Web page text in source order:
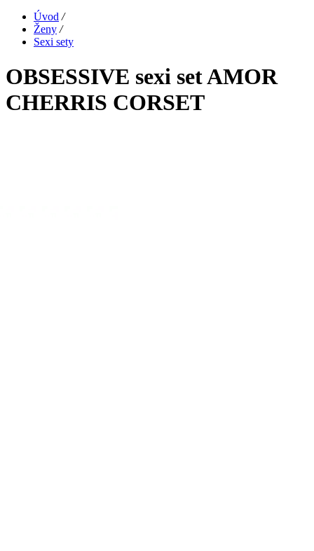
Úvod /
Ženy /
Sexi sety
OBSESSIVE sexi set AMOR
CHERRIS CORSET